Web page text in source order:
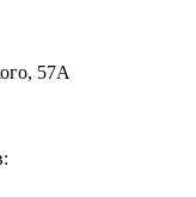
57А